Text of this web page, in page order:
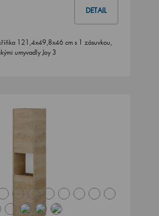
DETAIL
121,4x49,8x46 cm s 1 zásuvkou,
umyvadly Joy 3